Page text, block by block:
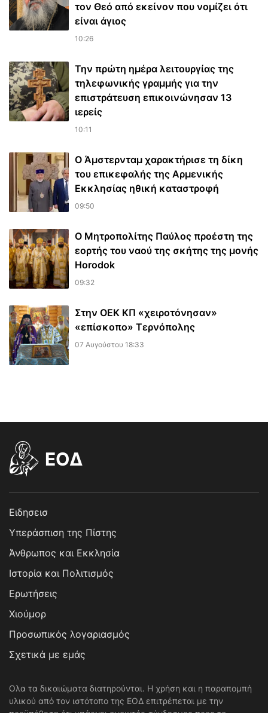
τον Θεό από εκείνον που νομίζει ότι
είναι άγιος
10:26
Την πρώτη ημέρα λειτουργίας της
τηλεφωνικής γραμμής για την
επιστράτευση επικοινώνησαν 13
ιερείς
10:11
Ο Άμστερνταμ χαρακτήρισε τη δίκη
του επικεφαλής της Αρμενικής
Εκκλησίας ηθική καταστροφή
09:50
Ο Μητροπολίτης Παύλος προέστη της
εορτής του ναού της σκήτης της μονής
Horodok
09:32
Στην ΟΕΚ ΚΠ «χειροτόνησαν»
«επίσκοπο» Τερνόπολης
07 Αυγούστου 18:33
EOΔ
Ειδησεισ
Υπεράσπιση της Πίστης
Άνθρωπος και Εκκλησία
Ιστορία και Πολιτισμός
Ερωτήσεις
Χιούμορ
Προσωπικός λογαριασμός
Σχετικά με εμάς
Ολα τα δικαιώματα διατηρούνται. Η χρήση και η παραπομπή
υλικού από τον ιστότοπο της ΕΟΔ επιτρέπεται με την